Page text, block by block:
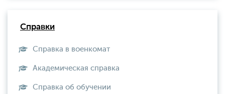
Справки
Справка в военкомат
Академическая справка
Справка об обучении